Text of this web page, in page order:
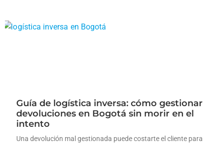
Guía de logística inversa: cómo gestionar
devoluciones en Bogotá sin morir en el
intento
Una devolución mal gestionada puede costarte el cliente para